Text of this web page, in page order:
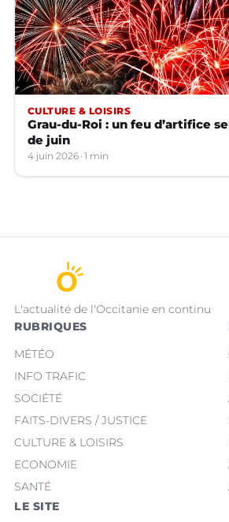
CULTURE & LOISIRS
Grau-du-Roi : un feu d’artifice
de juin
4 juin 2026 1 min
L'actualité de l'Occitanie en continu
RUBRIQUES
MÉTÉO
INFO TRAFIC
SOCIÉTÉ
FAITS-DIVERS / JUSTICE
CULTURE & LOISIRS
ECONOMIE
SANTÉ
LE SITE